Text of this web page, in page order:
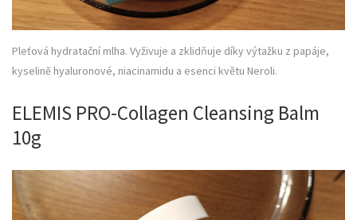
Pleťová hydratační mlha. Vyživuje a zklidňuje díky výtažku z papáje,
kyselině hyaluronové, niacinamidu a esenci květu Neroli.
ELEMIS PRO-Collagen Cleansing Balm
10g